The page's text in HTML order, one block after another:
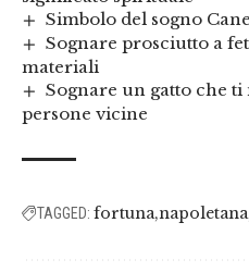
Simbolo del sogno Cane
Sognare prosciutto a
materiali
Sognare un gatto che
persone vicine
TAGGED: fortuna napoletana